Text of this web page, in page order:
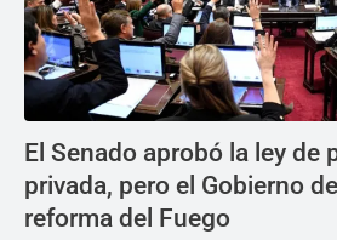
El Senado aprobó la ley de
privada, pero el Gobierno
reforma del Fuego